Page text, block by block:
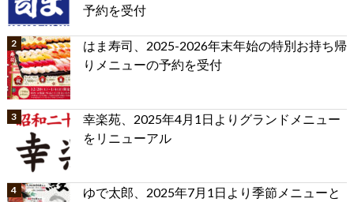
予約を受付
はま寿司、2025-2026年末年始の特別お持ち帰
りメニューの予約を受付
幸楽苑、2025年4月1日よりグランドメニュー
をリニューアル
ゆで太郎、2025年7月1日より季節メニューと